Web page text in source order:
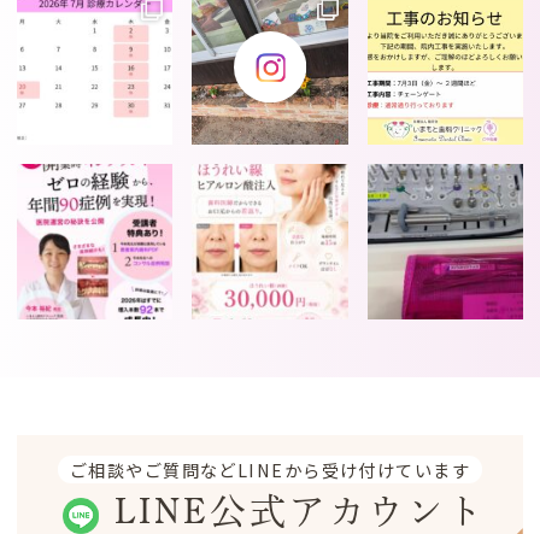
ご相談やご質問などLINEから受け付けています
LINE公式アカウント